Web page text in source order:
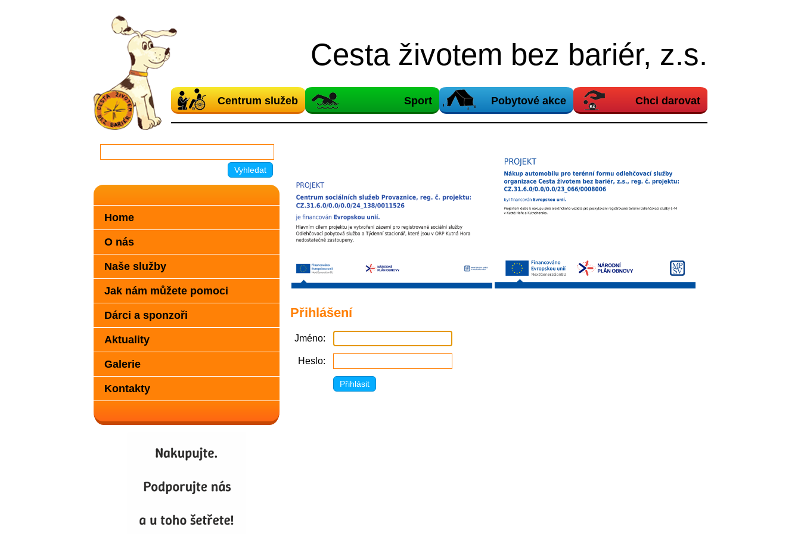
Cesta životem bez bariér, z.s.
Centrum služeb Sport Pobytové akce Chci darovat
Přihlášení
Jméno
Heslo
Home
O nás
Naše služby
Jak nám můžete pomoci
Dárci a sponzoři
Aktuality
Galerie
Kontakty